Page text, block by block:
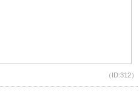
（ID:312）